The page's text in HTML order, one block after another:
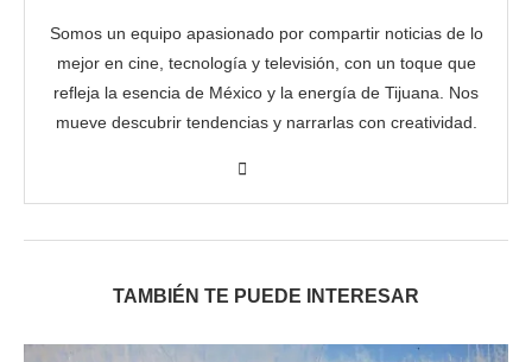
Somos un equipo apasionado por compartir noticias de lo
mejor en cine, tecnología y televisión, con un toque que
refleja la esencia de México y la energía de Tijuana. Nos
mueve descubrir tendencias y narrarlas con creatividad.
TAMBIÉN TE PUEDE INTERESAR